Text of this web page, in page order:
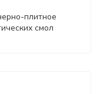
плитное
смол